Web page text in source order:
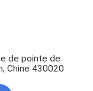
de pointe de
Chine 430020